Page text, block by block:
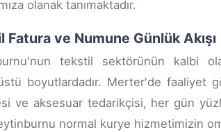
olanak tanımaktadır.
Fatura ve Numune Günlük Akışı
tekstil sektörünün kalbi
boyutlardadır. Merter'de faaliyet
ve aksesuar tedarikçisi, her gün
normal kurye hizmetimizin